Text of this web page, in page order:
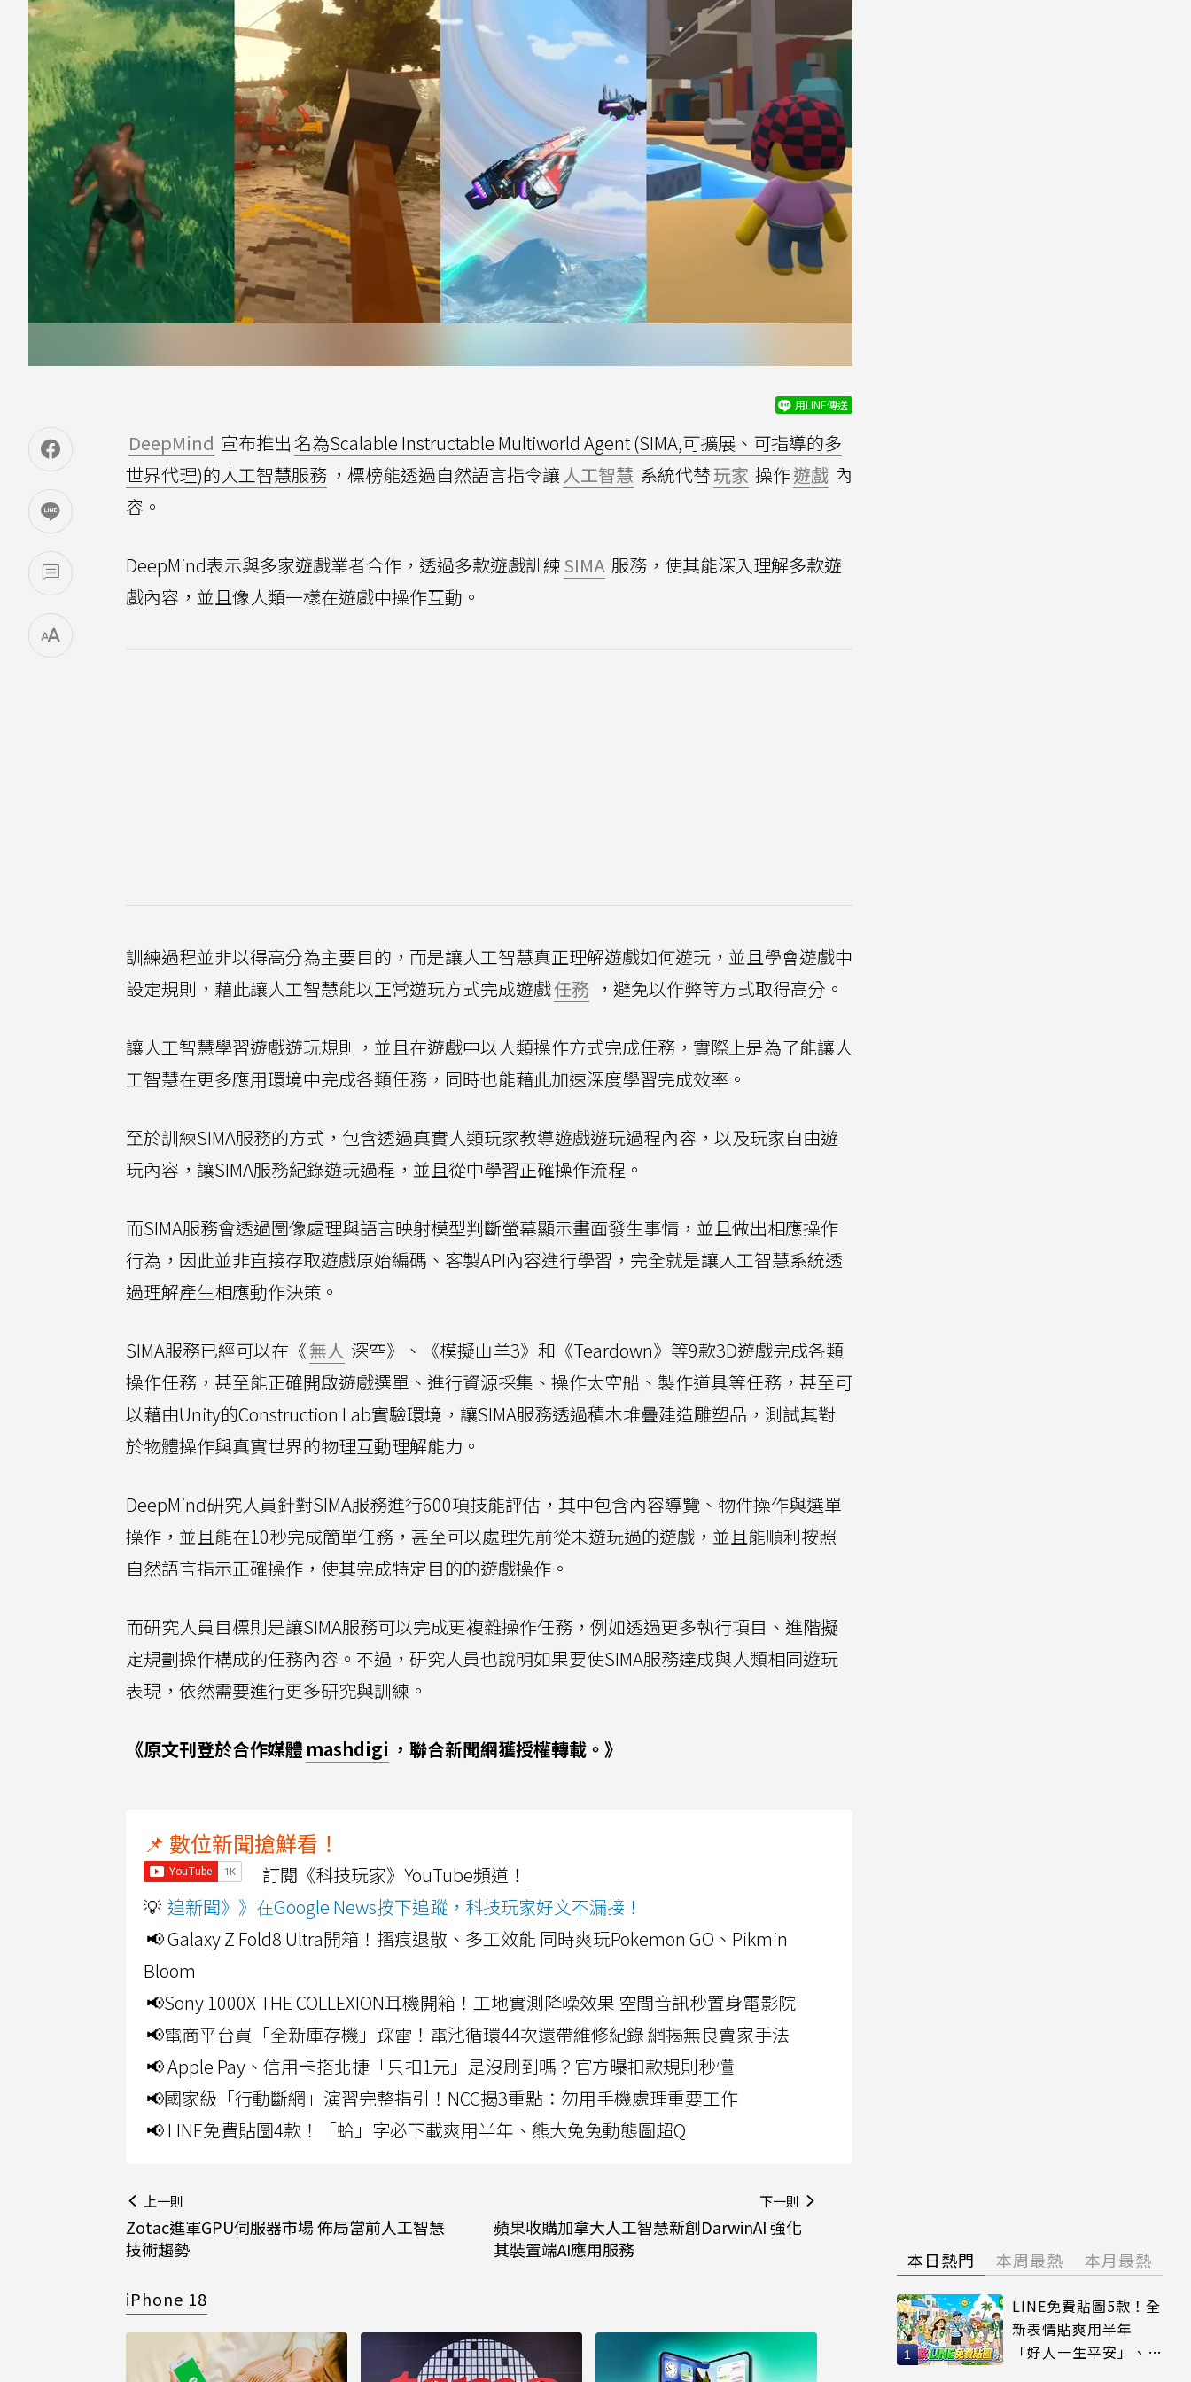
用LINE傳送
DeepMind 宣布推出 名為Scalable Instructable Multiworld Agent (SIMA,可擴展、可指導的多
世界代理)的人工智慧服務 ，標榜能透過自然語言指令讓 人工智慧 系統代替玩家 操作遊戲 內
容。
DeepMind表示與多家遊戲業者合作，透過多款遊戲訓練SIMA 服務，使其能深入理解多款遊
戲內容，並且像人類一樣在遊戲中操作互動。
訓練過程並非以得高分為主要目的，而是讓人工智慧真正理解遊戲如何遊玩，並且學會遊戲中
設定規則，藉此讓人工智慧能以正常遊玩方式完成遊戲任務 ，避免以作弊等方式取得高分。
讓人工智慧學習遊戲遊玩規則，並且在遊戲中以人類操作方式完成任務，實際上是為了能讓人
工智慧在更多應用環境中完成各類任務，同時也能藉此加速深度學習完成效率。
至於訓練SIMA服務的方式，包含透過真實人類玩家教導遊戲遊玩過程內容，以及玩家自由遊
玩內容，讓SIMA服務紀錄遊玩過程，並且從中學習正確操作流程。
而SIMA服務會透過圖像處理與語言映射模型判斷螢幕顯示畫面發生事情，並且做出相應操作
行為，因此並非直接存取遊戲原始編碼、客製API內容進行學習，完全就是讓人工智慧系統透
過理解產生相應動作決策。
SIMA服務已經可以在《無人 深空》、《模擬山羊3》和《Teardown》等9款3D遊戲完成各類
操作任務，甚至能正確開啟遊戲選單、進行資源採集、操作太空船、製作道具等任務，甚至可
以藉由Unity的Construction Lab實驗環境，讓SIMA服務透過積木堆疊建造雕塑品，測試其對
於物體操作與真實世界的物理互動理解能力。
DeepMind研究人員針對SIMA服務進行600項技能評估，其中包含內容導覽、物件操作與選單
操作，並且能在10秒完成簡單任務，甚至可以處理先前從未遊玩過的遊戲，並且能順利按照
自然語言指示正確操作，使其完成特定目的的遊戲操作。
而研究人員目標則是讓SIMA服務可以完成更複雜操作任務，例如透過更多執行項目、進階擬
定規劃操作構成的任務內容。不過，研究人員也說明如果要使SIMA服務達成與人類相同遊玩
表現，依然需要進行更多研究與訓練。
《原文刊登於合作媒體 mashdigi ，聯合新聞網獲授權轉載。》
📌 數位新聞搶鮮看！
訂閱《科技玩家》YouTube頻道！
💡 追新聞》》在Google News按下追蹤，科技玩家好文不漏接！
📢 Galaxy Z Fold8 Ultra開箱！摺痕退散、多工效能 同時爽玩Pokemon GO、Pikmin
Bloom
📢Sony 1000X THE COLLEXION耳機開箱！工地實測降噪效果 空間音訊秒置身電影院
📢電商平台買「全新庫存機」踩雷！電池循環44次還帶維修紀錄 網揭無良賣家手法
📢 Apple Pay、信用卡搭北捷「只扣1元」是沒刷到嗎？官方曝扣款規則秒懂
📢國家級「行動斷網」演習完整指引！NCC揭3重點：勿用手機處理重要工作
📢 LINE免費貼圖4款！「蛤」字必下載爽用半年、熊大兔兔動態圖超Q
上一則
Zotac進軍GPU伺服器市場 佈局當前人工智慧
技術趨勢
下一則
蘋果收購加拿大人工智慧新創DarwinAI 強化
其裝置端AI應用服務
iPhone 18
本日熱門 本周最熱 本月最熱
LINE免費貼圖5款！全
新表情貼爽用半年
「好人一生平安」、